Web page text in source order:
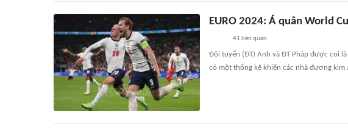
EURO 2024: Á quân World
41 liên quan
Đội tuyển (ĐT) Anh và ĐT Pháp được coi
có một thống kê khiến các nhà đương kim